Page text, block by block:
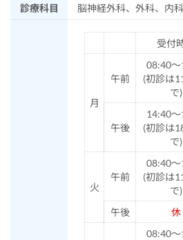
診療科目
脳神経外科、外科、内科
受付
月
午前
08:40
(初診は
で)
午後
14:40
(初診は
で)
火
午前
08:40
(初診は
で)
午後 休
08:40